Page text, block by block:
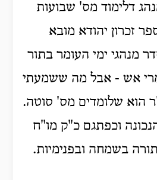
דלימוד מס' שבועות
זכרון יהודא מובא
מנהגי ימי העומר בתור
אש - אבל מה ששמעתי
הוא שלומדים מס' סוטה.
וכפתגם כ"ק מו"ח
בשמחה ובפנימיות.